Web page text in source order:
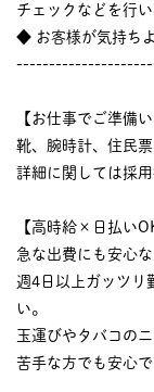
チェックなどを行い
◆ お客様が気持ち
【お仕事でご準備
靴、腕時計、住民
詳細に関しては採
【高時給×日払い
急な出費にも安心
週4日以上ガッツリ
い。
玉運びやタバコの
苦手な方でも安心で